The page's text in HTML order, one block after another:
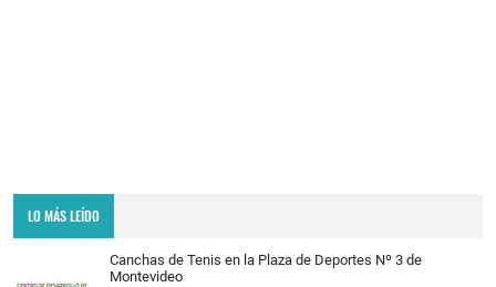
LO MÁS LEÍDO
Canchas de Tenis en la Plaza de Deportes Nº 3 de
Montevideo